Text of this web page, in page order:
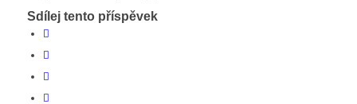
Sdílej tento příspěvek